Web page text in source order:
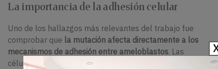
La importancia de la adhesión celular
Uno de los hallazgos más relevantes del trabajo fue
comprobar que la mutación afecta directamente a los
mecanismos de adhesión entre ameloblastos. Las
células mutantes presentaban niveles significativamente